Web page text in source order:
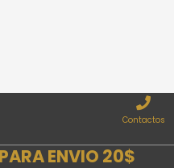
Contactos
ENVIO 20$